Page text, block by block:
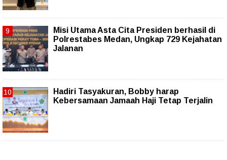
Misi Utama Asta Cita Presiden berhasil di
Polrestabes Medan, Ungkap 729 Kejahatan
Jalanan
Hadiri Tasyakuran, Bobby harap
Kebersamaan Jamaah Haji Tetap Terjalin